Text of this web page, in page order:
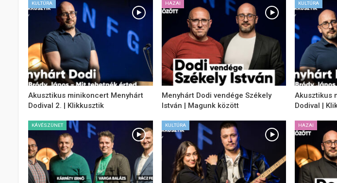
KULTÚRA
Akusztikus minikoncert Menyhárt
Dodival 2. | Klikkusztik
HAZAI
Menyhárt Dodi vendége Székely
István | Magunk között
KULTÚRA
Akusztikus
Dodival |
KÁVÉSZÜNET KULTÚRA HAZAI